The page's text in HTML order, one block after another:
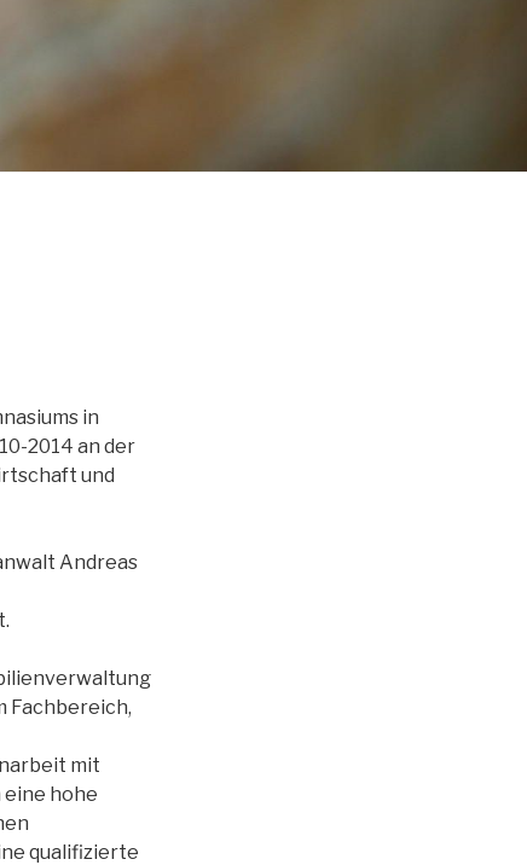
in
2014 an der
und
Andreas
Fachbereich,
mit
eine hohe
qualifizierte